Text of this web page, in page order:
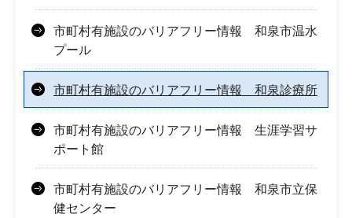
市町村有施設のバリアフリー情報 和泉市温水
プール
市町村有施設のバリアフリー情報 和泉診療所
市町村有施設のバリアフリー情報 生涯学習サ
ポート館
市町村有施設のバリアフリー情報 和泉市立保
健センター